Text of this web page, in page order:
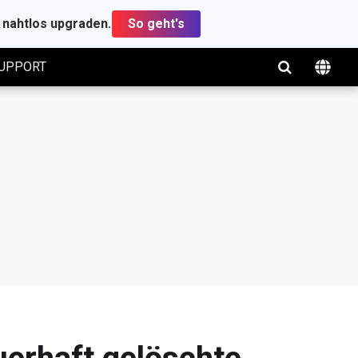
upgraden. So geht's